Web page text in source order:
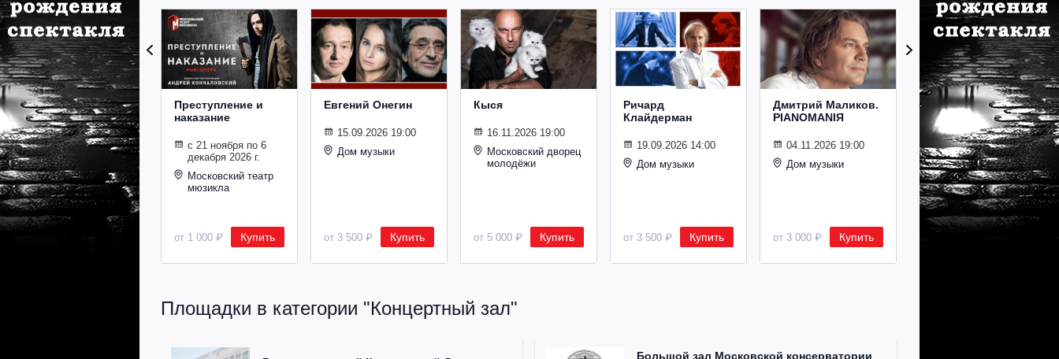
Преступление и
наказание
с 21 ноября по 6
декабря 2026 г.
Московский театр
мюзикла
от 1 000 ₽ Купить
Евгений Онегин
15.09.2026 19:00
Дом музыки
от 3 500 ₽ Купить
Кыся
16.11.2026 19:00
Московский дворец
молодёжи
от 5 000 ₽ Купить
Ричард
Клайдерман
19.09.2026 14:00
Дом музыки
от 3 500 ₽ Купить
Дмитрий Маликов.
PIANOMANIЯ
04.11.2026 19:00
Дом музыки
от 3 000 ₽ Купить
Рождественский
концерт
Владимира
Спивакова
24.12.2026 19:00
Дом музыки
Площадки в категории "Концертный зал"
Большой зал Московской консерватории